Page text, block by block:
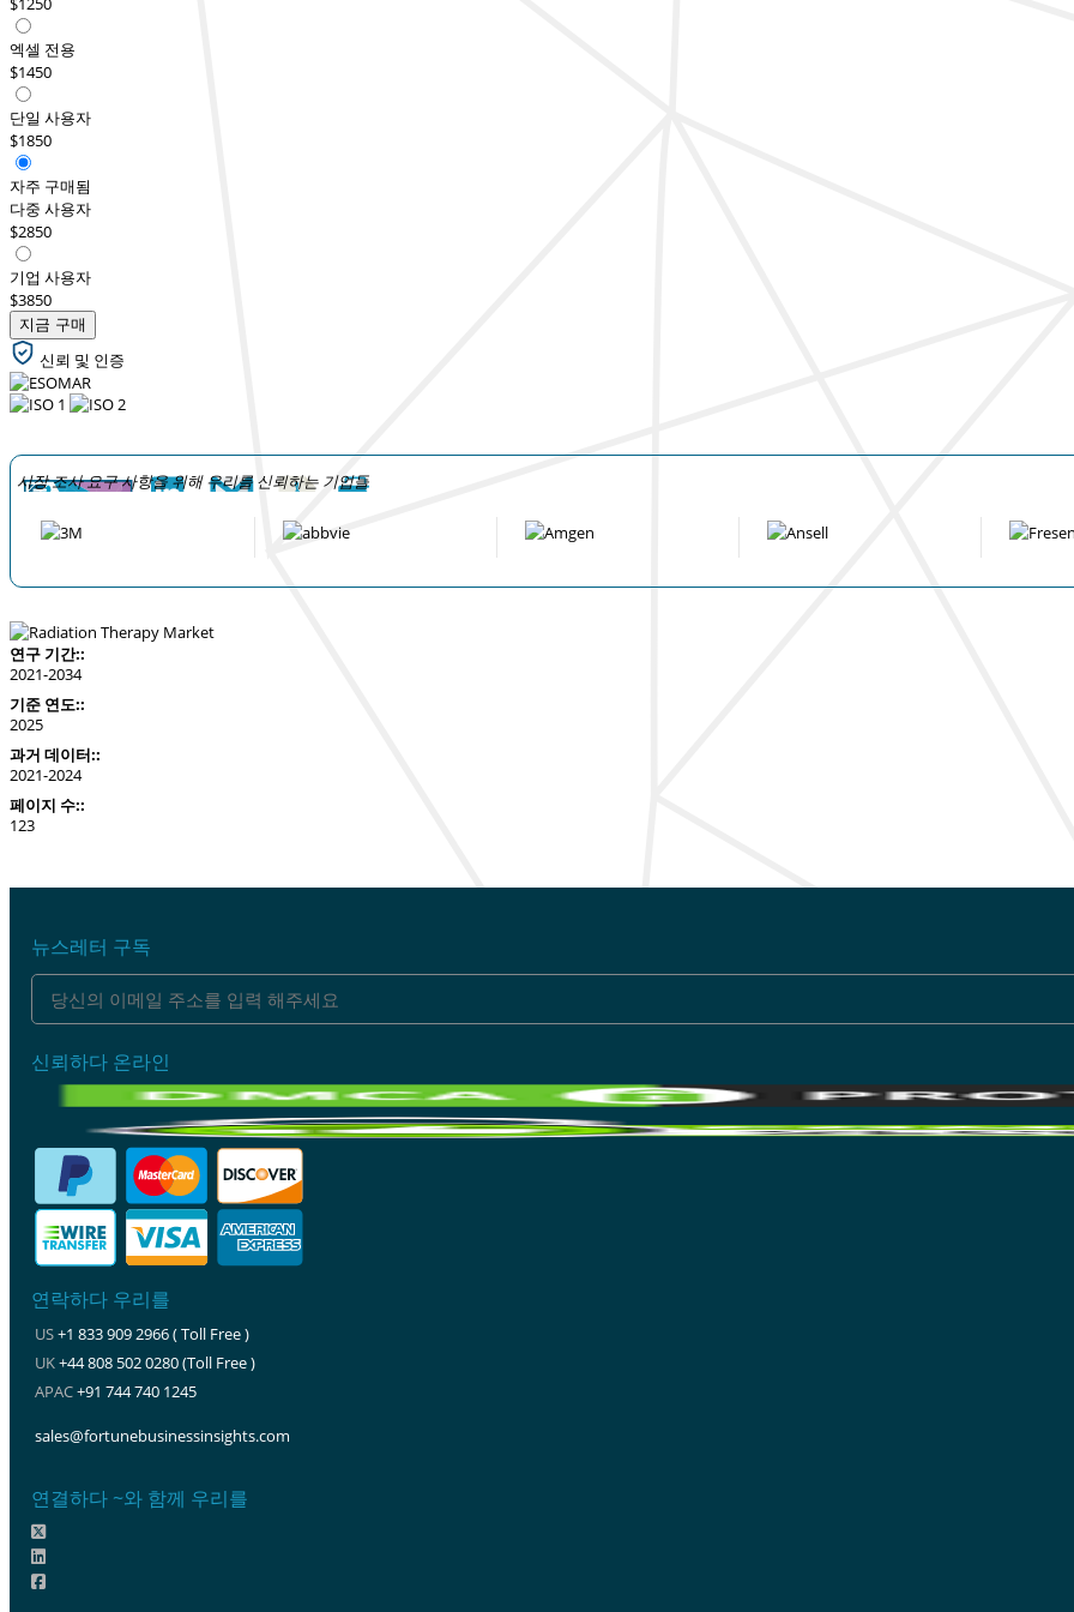
엑셀 전용
$1450
단일 사용자
$1850
자주 구매됨
다중 사용자
$2850
기업 사용자
$3850
지금 구매
신뢰 및 인증
시장 조사 요구 사항을 위해 우리를 신뢰하는 기업들
연구 기간::
2021-2034
기준 연도::
2025
과거 데이터::
2021-2024
페이지 수::
123
뉴스레터 구독
신뢰하다 온라인
연락하다 우리를
US+1 833 909 2966 ( Toll Free )
UK+44 808 502 0280 (Toll Free )
APAC+91 744 740 1245
sales@fortunebusinessinsights.com
연결하다 ~와 함께 우리를